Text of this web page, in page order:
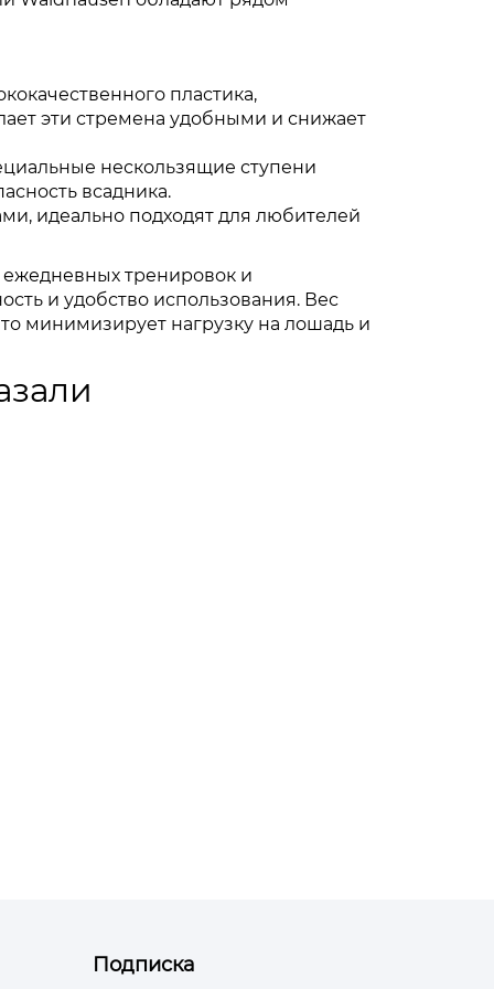
пластика,
эти стремена удобными и снижает
нескользящие ступени
всадника.
идеально подходят для любителей
ежедневных тренировок и
и удобство использования. Вес
минимизирует нагрузку на лошадь и
Подписка